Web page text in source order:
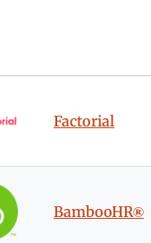
Factorial
BambooHR®